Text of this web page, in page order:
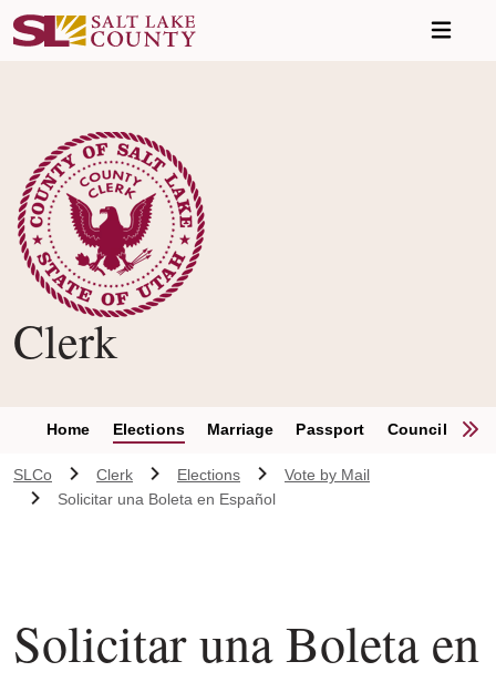
Clerk
Home Elections Marriage Passport Council Clerk
SLCo Clerk Elections
Vote by Mail
Solicitar una Boleta en Español
Solicitar una Boleta en